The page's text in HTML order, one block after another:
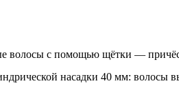
волосы с помощью щётки —
насадки 40 мм: волосы